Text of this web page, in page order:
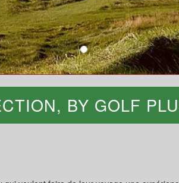
BY GOLF